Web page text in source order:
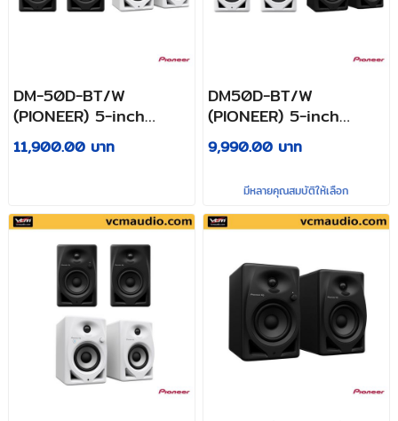
DM-50D-BT/W
(PIONEER) 5-inch
desktop monitor, new
Class D amplifier with
11,900.00 บาท
DM50D-BT/W
(PIONEER) 5-inch
desktop monitor, new
Class D amplifier with
each speaker
9,990.00 บาท
มีหลายคุณสมบัติให้เลือก